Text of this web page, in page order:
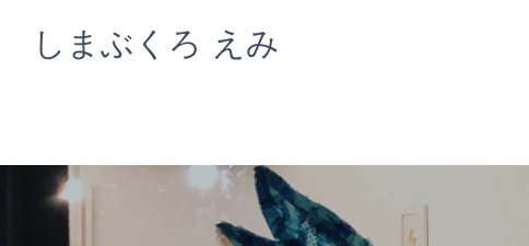
ス
しまぶくろ えみ